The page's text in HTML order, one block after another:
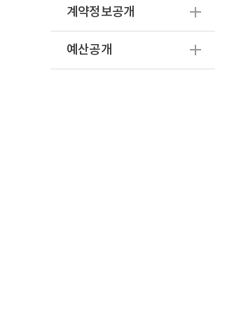
계약정보공개
예산공개